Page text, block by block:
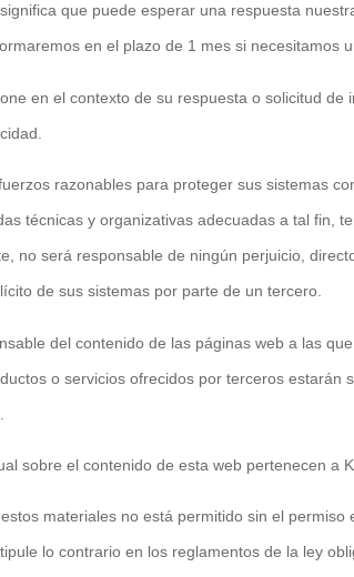
que puede esperar una respuesta
en el plazo de 1 mes si necesitamos
en el contexto de su respuesta o solicitud de
razonables para proteger sus sistemas
técnicas y organizativas adecuadas a tal fin,
no será responsable de ningún perjuicio,
de sus sistemas por parte de un tercero.
del contenido de las páginas web a las
o servicios ofrecidos por terceros estarán
sobre el contenido de esta web pertenecen a
materiales no está permitido sin el permiso
lo contrario en los reglamentos de la ley